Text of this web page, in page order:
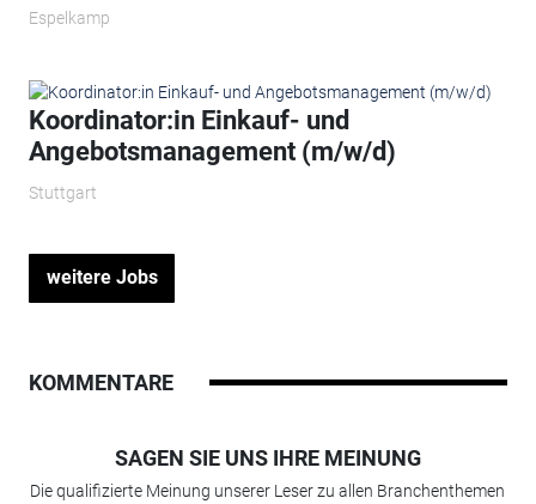
Espelkamp
Koordinator:in Einkauf- und
Angebotsmanagement (m/w/d)
Stuttgart
weitere Jobs
KOMMENTARE
SAGEN SIE UNS IHRE MEINUNG
Die qualifizierte Meinung unserer Leser zu allen Branchenthemen